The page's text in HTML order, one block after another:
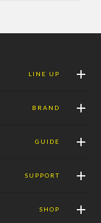
LINE UP
BRAND
GUIDE
SUPPORT
SHOP